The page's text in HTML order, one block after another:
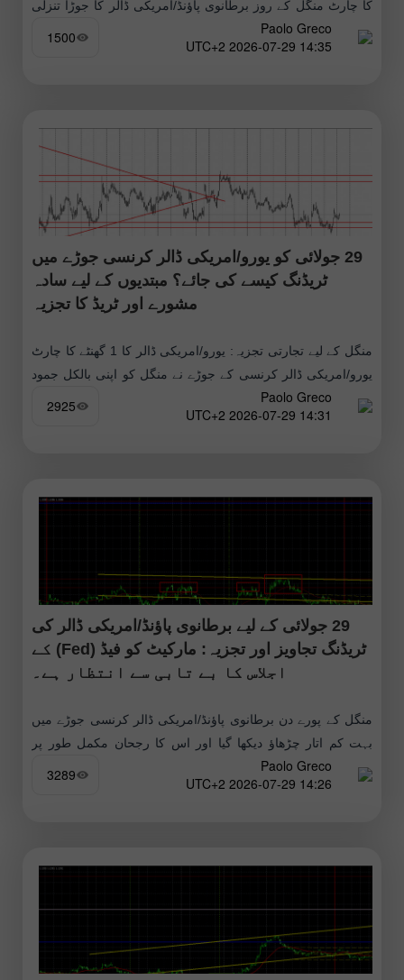
کا چارٹ منگل کے روز برطانوی پاؤنڈ/امریکی ڈالر کا جوڑا تنزلی
کے رجحان میں رہا، لیکن
Paolo Greco
14:35 2026-07-29 UTC+2
1500
29 جولائی کو یورو/امریکی ڈالر کرنسی جوڑے میں
ٹریڈنگ کیسے کی جائے؟ مبتدیوں کے لیے سادہ
مشورے اور ٹریڈ کا تجزیہ
منگل کے لیے تجارتی تجزیہ: یورو/امریکی ڈالر کا 1 گھنٹے کا چارٹ
یورو/امریکی ڈالر کرنسی کے جوڑے نے منگل کو اپنی بالکل جمود
والی حرکت کو جاری رکھا، جو تاجروں
Paolo Greco
14:31 2026-07-29 UTC+2
2925
29 جولائی کے لیے برطانوی پاؤنڈ/امریکی ڈالر کی
ٹریڈنگ تجاویز اور تجزیہ: مارکیٹ کو فیڈ (Fed) کے
اجلاس کا بے تابی سے انتظار ہے۔
منگل کے پورے دن برطانوی پاؤنڈ/امریکی ڈالر کرنسی جوڑے میں
بہت کم اتار چڑھاؤ دیکھا گیا اور اس کا رجحان مکمل طور پر
'سائیڈ ویز' (یعنی بغیر کسی واضح اوپر
Paolo Greco
14:26 2026-07-29 UTC+2
3289